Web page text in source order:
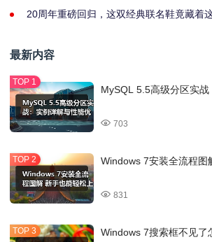
20周年重磅回归，这双经典联名鞋竟藏着
最新内容
MySQL 5.5高级分区实战
703
Windows 7安装全流程图
831
Windows 7搜索框不见了